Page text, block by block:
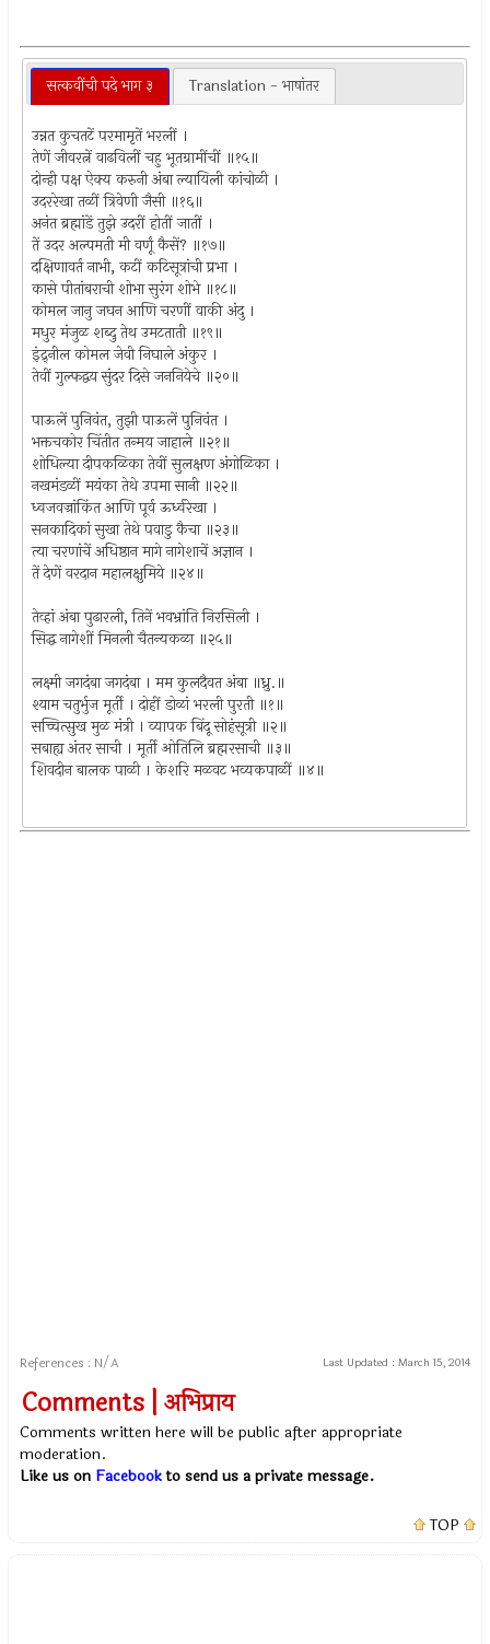
सत्कवींची पदे भाग ३ Translation - भाषांतर
उन्नत कुचतटें परमामृतें भरलीं ।
तेणें जीवरत्नें वाढविलीं चहु भूतग्रामींचीं ॥१५॥
दोन्ही पक्ष ऐक्य करुनी अंबा ल्यायिली कांचोळी ।
उदररेखा तळीं त्रिवेणी जैसी ॥१६॥
अनंत ब्रह्मांडें तुझे उदरीं होतीं जातीं ।
तें उदर अल्पमती मी वर्णूं कैसें? ॥१७॥
दक्षिणावर्त नाभी, कटीं कटिसूत्रांची प्रभा ।
कासे पीतांबराची शोभा सुरंग शोभे ॥१८॥
कोमल जानु जघन आणि चरणीं वाकी अंदु ।
मधुर मंजुळ शब्दु तेथ उमटताती ॥१९॥
इंद्र्नील कोमल जेवी निघाले अंकुर ।
तेवीं गुल्फद्वय सुंदर दिसे जननियेचे ॥२०॥
पाऊलें पुनिवंत, तुझी पाऊलें पुनिवंत ।
भक्तचकोर चिंतीत तन्मय जाहाले ॥२१॥
शोधिल्या दीपकळिका तेवीं सुलक्षण अंगोळिका ।
नखमंडळीं मयंका तेथे उपमा सानी ॥२२॥
ध्वजवज्रांकिंत आणि पूर्व ऊर्ध्वरेखा ।
सनकादिकां सुखा तेथे पवाडु कैचा ॥२३॥
त्या चरणांचें अधिष्ठान मागे नागेशाचें अज्ञान ।
तें देणें वरदान महालक्षुमिये ॥२४॥
तेव्हां अंबा पुढारली, तिनें भवभ्रांति निरसिली ।
सिद्ध नागेशीं मिनली चैतन्यकळा ॥२५॥
लक्ष्मी जगदंबा जगदंबा । मम कुलदैवत अंबा ॥ध्रु.॥
श्याम चतुर्भुज मूर्ती । दोहीं डोळां भरली पुरती ॥१॥
सच्चित्सुख मुळ मंत्री । व्यापक बिंदू सोहंसूत्री ॥२॥
सबाह्य अंतर साची । मूर्ती ओतिलि ब्रह्मरसाची ॥३॥
शिवदीन बालक पाळी । केशरि मळवट भव्यकपाळीं ॥४॥
References : N/A Last Updated : March 15, 2014
Comments | अभिप्राय
Comments written here will be public after appropriate
moderation.
Like us on Facebookto send us a private message.
TOP